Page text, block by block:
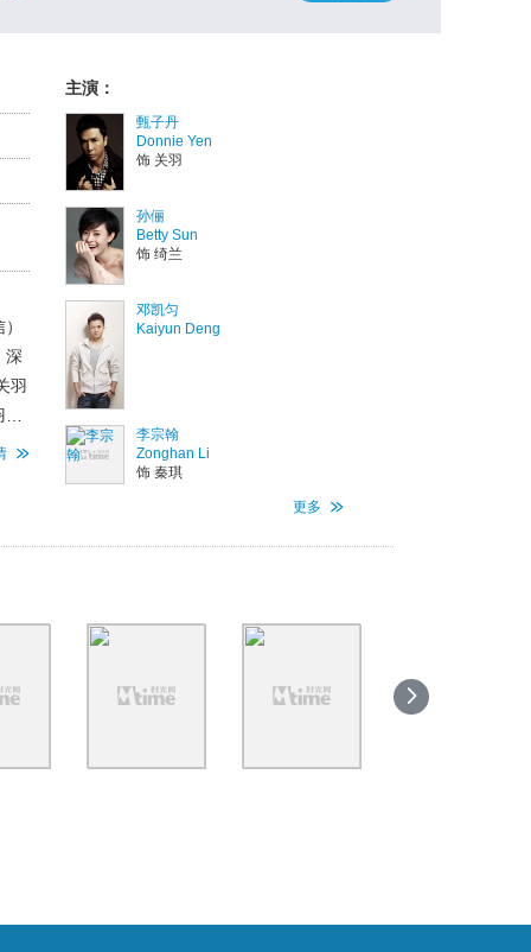
深
羽
军
主演：
甄子丹
Donnie Yen
饰 关羽
孙俪
Betty Sun
饰 绮兰
邓凯匀
Kaiyun Deng
李宗翰
Zonghan Li
饰 秦琪
更多